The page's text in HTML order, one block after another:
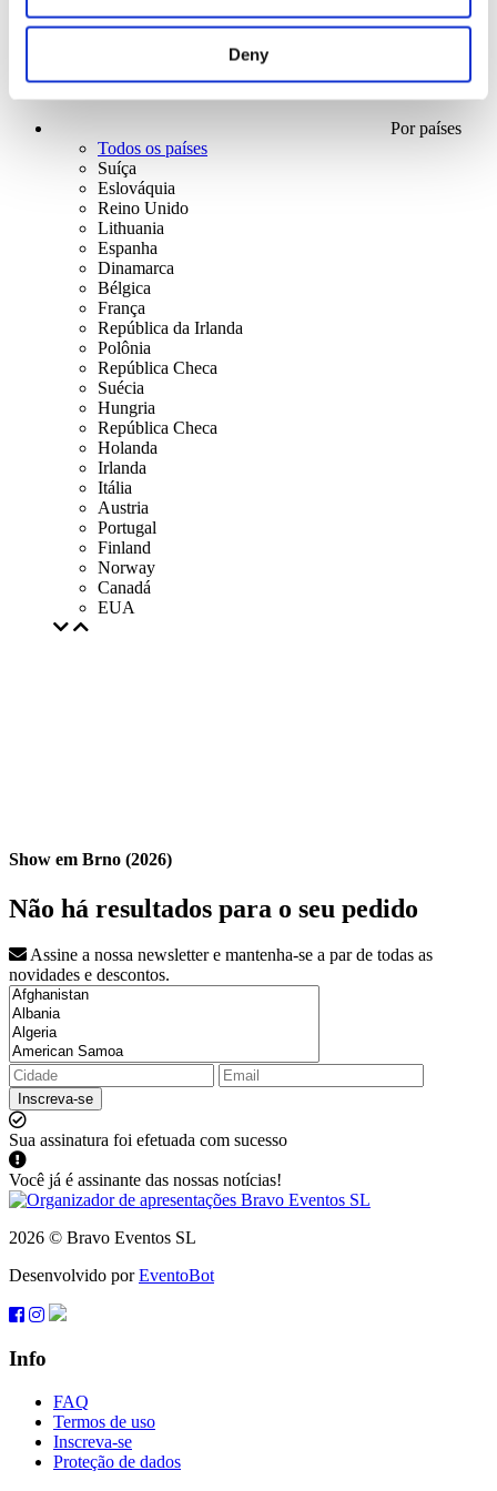
Deny
Por países
Todos os países
Suíça
Eslováquia
Reino Unido
Lithuania
Espanha
Dinamarca
Bélgica
França
República da Irlanda
Polônia
República Checa
Suécia
Hungria
República Checa
Holanda
Irlanda
Itália
Austria
Portugal
Finland
Norway
Canadá
EUA
Show em Brno (2026)
Não há resultados para o seu pedido
Assine a nossa newsletter e mantenha-se a par de todas as
novidades e descontos.
Inscreva-se
Sua assinatura foi efetuada com sucesso
Você já é assinante das nossas notícias!
2026 © Bravo Eventos SL
Desenvolvido porEventoBot
Info
FAQ
Termos de uso
Inscreva-se
Proteção de dados